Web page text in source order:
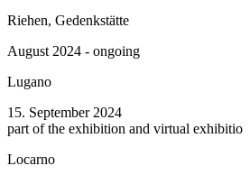
Riehen, Gedenkstätte
August 2024 - ongoing
Lugano
15. September 2024
part of the exhibition and virtual exhibitio
Locarno